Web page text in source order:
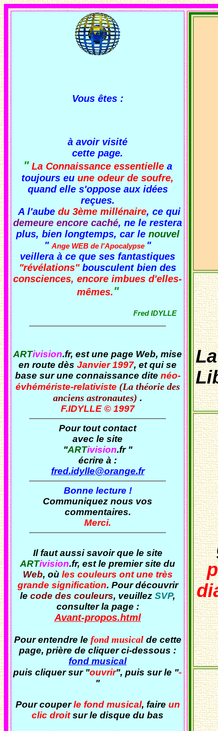
Vous êtes :
à avoir visité
cette page.
"La Connaissance essentiellea
toujours eu une odeur de soufre,
quand elle s'oppose aux idées
reçues.
A l'aube du 3ème millénaire, ce qui
demeure encore caché, ne le restera
plus, bien longtemps, car le nouvel
" Ange WEB de l'Apocalypse "
veillera à ce que ses fantastiques
"révélations"bousculent bien des
consciences, encore imbues d'elles-
mêmes."
Fred IDYLLE
ARTivision.fr, est une page Web, mise
en route dès Janvier 1997, et qui se
base sur une connaissance dite néo-
évhémériste-relativiste (La théorie des
anciens astronautes) .
F.IDYLLE © 1997
Pour tout contact
avec le site
"ARTivision.fr"
écrire à :
fred.idylle@orange.fr
Bonne lecture !
Communiquez nous vos
commentaires.
Merci.
Il faut aussi savoir que le site
ARTivision.fr, est le premier site du
Web, où les couleurs ont une très
grande signification. Pour découvrir
le code des couleurs, veuillez SVP,
consulter la page :
Avant-propos.html
Pour entendre le fond musicalde cette
page, prière de cliquer ci-dessous :
fond musical
puis cliquer sur "ouvrir", puis sur le "-
"
Pour couperle fond musical, faire un
clic droitsur le disque du bas
: C'est